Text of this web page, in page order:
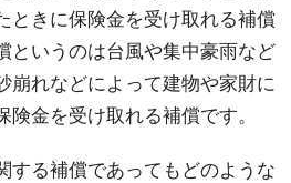
ときに保険金を受け取れる補償
というのは台風や集中豪雨など
崩れなどによって建物や家財に
金を受け取れる補償です。
する補償であってもどのような